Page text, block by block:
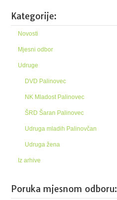
Kategorije:
Novosti
Mjesni odbor
Udruge
DVD Palinovec
NK Mladost Palinovec
ŠRD Šaran Palinovec
Udruga mladih Palinovčan
Udruga žena
Iz arhive
Poruka mjesnom odboru: